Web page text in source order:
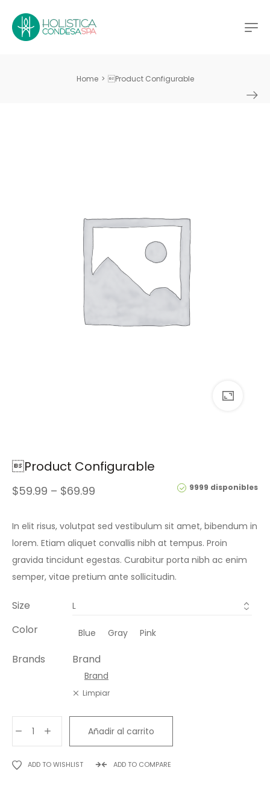
Home > Product Configurable
Product Configurable
9999 disponibles
$59.99 – $69.99
In elit risus, volutpat sed vestibulum sit amet, bibendum in
lorem. Etiam aliquet convallis nibh at tempus. Proin
gravida tincidunt egestas. Curabitur porta nibh ac enim
semper, vitae pretium ante sollicitudin.
Size
Color
Blue Gray Pink
Brands Brand
Brand
Limpiar
Añadir al carrito
ADD TO WISHLIST ADD TO COMPARE